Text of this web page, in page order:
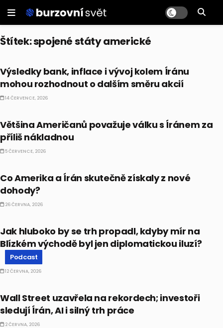
Štítek:spojené státy americké
Výsledky bank, inflace i vývoj kolem Íránu
mohou rozhodnout o dalším směru akcií
14 ČERVENCE, 2026
Většina Američanů považuje válku s Íránem za
příliš nákladnou
5 ČERVENCE, 2026
Co Amerika a Írán skutečně získaly z nové
dohody?
26 ČERVNA, 2026
Jak hluboko by se trh propadl, kdyby mír na
Blízkém východě byl jen diplomatickou iluzí?
Podcast
12 ČERVNA, 2026
Wall Street uzavřela na rekordech; investoři
sledují Írán, AI i silný trh práce
2 ČERVNA, 2026